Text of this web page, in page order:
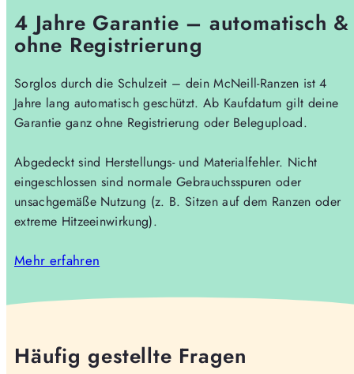
4 Jahre Garantie – automatisch &
ohne Registrierung
Sorglos durch die Schulzeit – dein McNeill-Ranzen ist 4
Jahre lang automatisch geschützt. Ab Kaufdatum gilt deine
Garantie ganz ohne Registrierung oder Belegupload.
Abgedeckt sind Herstellungs- und Materialfehler. Nicht
eingeschlossen sind normale Gebrauchsspuren oder
unsachgemäße Nutzung (z. B. Sitzen auf dem Ranzen oder
extreme Hitzeeinwirkung).
Mehr erfahren
Häufig gestellte Fragen